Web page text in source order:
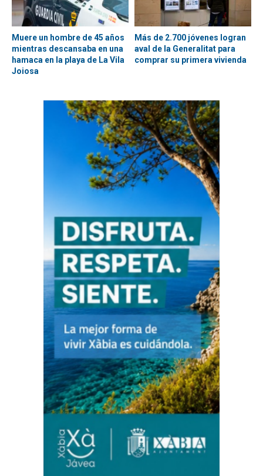
Muere un hombre de 45 años
mientras descansaba en una
hamaca en la playa de La Vila
Joiosa
Más de 2.700 jóvenes logran
aval de la Generalitat para
comprar su primera vivienda